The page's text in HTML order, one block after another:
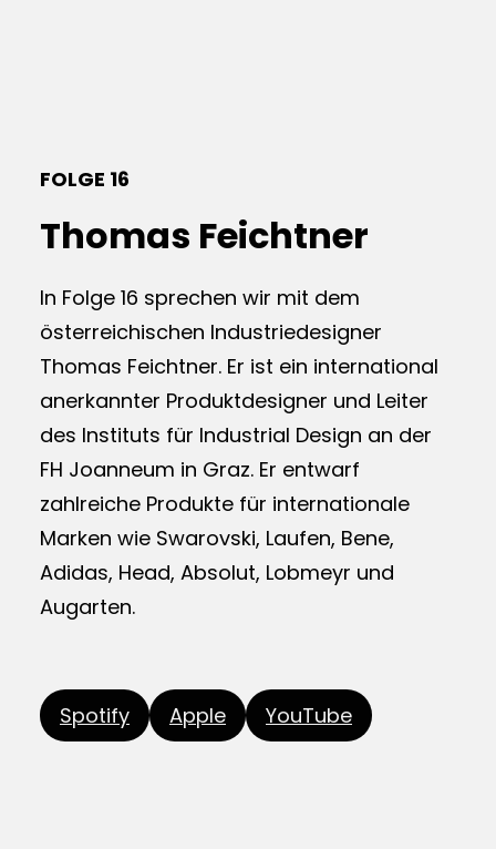
FOLGE 16
Thomas Feichtner
In Folge 16 sprechen wir mit dem
österreichischen Industriedesigner
Thomas Feichtner. Er ist ein international
anerkannter Produktdesigner und Leiter
des Instituts für Industrial Design an der
FH Joanneum in Graz. Er entwarf
zahlreiche Produkte für internationale
Marken wie Swarovski, Laufen, Bene,
Adidas, Head, Absolut, Lobmeyr und
Augarten.
Spotify Apple YouTube